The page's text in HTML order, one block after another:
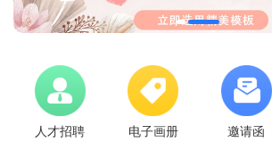
人才招聘 电子画册 邀请函